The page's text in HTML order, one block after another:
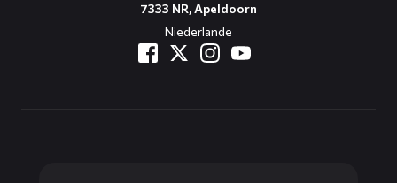
7333 NR, Apeldoorn
Niederlande